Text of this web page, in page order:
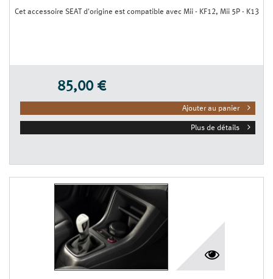
Cet accessoire SEAT d'origine est compatible avec Mii - KF12, Mii 5P - K13
85,00 €
Ajouter au panier
Plus de détails